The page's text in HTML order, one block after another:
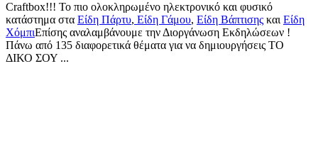
Craftbox!!! Το πιο ολοκληρωμένο ηλεκτρονικό και φυσικό
κατάστημα στα Είδη Πάρτυ, Είδη Γάμου, Είδη Βάπτισης και Είδη
ΧόμπιΕπίσης αναλαμβάνουμε την Διοργάνωση Εκδηλώσεων !
Πάνω από 135 διαφορετικά θέματα για να δημιουργήσεις ΤΟ
ΔΙΚΟ ΣΟΥ ...